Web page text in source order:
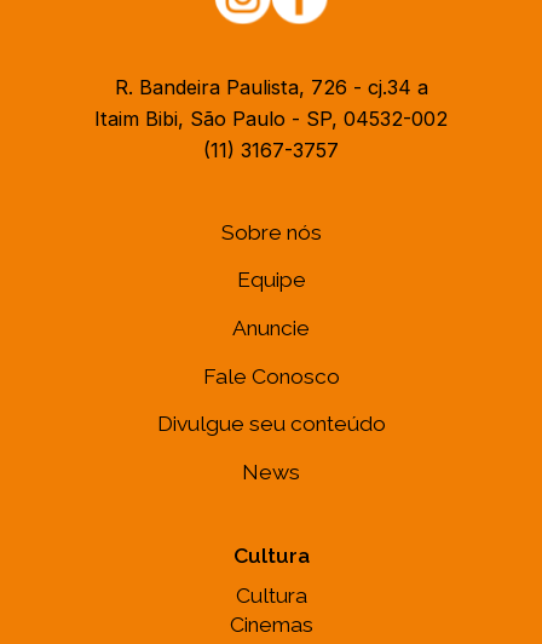
R. Bandeira Paulista, 726 - cj.34 a
Itaim Bibi, São Paulo - SP, 04532-002
(11) 3167-3757
Sobre nós
Equipe
Anuncie
Fale Conosco
Divulgue seu conteúdo
News
Cultura
Cultura
Cinemas